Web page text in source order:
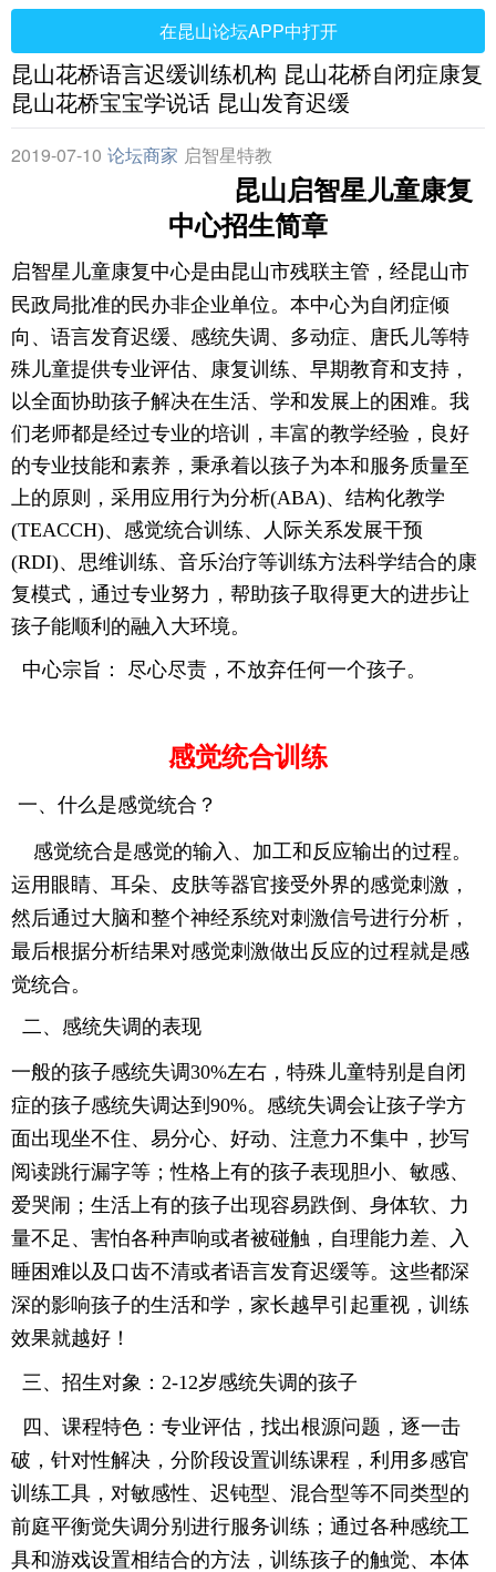
在昆山论坛APP中打开
昆山花桥语言迟缓训练机构 昆山花桥自闭症康复
昆山花桥宝宝学说话 昆山发育迟缓
2019-07-10 论坛商家 启智星特教
昆山启智星儿童康复
中心招生简章
启智星儿童康复中心是由昆山市残联主管，经昆山市
民政局批准的民办非企业单位。本中心为自闭症倾
向、语言发育迟缓、感统失调、多动症、唐氏儿等特
殊儿童提供专业评估、康复训练、早期教育和支持，
以全面协助孩子解决在生活、学和发展上的困难。我
们老师都是经过专业的培训，丰富的教学经验，良好
的专业技能和素养，秉承着以孩子为本和服务质量至
上的原则， 采用应用行为分析(ABA)、结构化教学
(TEACCH)、感觉统合训练、人际关系发展干预
(RDI)、思维训练、音乐治疗等训练方法科学结合的康
复模式 ，通过专业努力，帮助孩子取得更大的进步让
孩子能顺利的融入大环境。
中心宗旨： 尽心尽责，不放弃任何一个孩子。
感觉统合训练
一、什么是感觉统合？
感觉统合是感觉的输入、加工和反应输出的过程。
运用眼睛、耳朵、皮肤等器官接受外界的感觉刺激，
然后通过大脑和整个神经系统对刺激信号进行分析，
最后根据分析结果对感觉刺激做出反应的过程就是感
觉统合。
二、感统失调的表现
一般的孩子感统失调30%左右，特殊儿童特别是自闭
症的孩子感统失调达到 90%。感统失调会让孩子学方
面出现坐不住、易分心、好动、注意力不集中，抄写
阅读跳行漏字等；性格上有的孩子表现胆小、敏感、
爱哭闹；生活上有的孩子出现容易跌倒、身体软、力
量不足、害怕各种声响或者被碰触，自理能力差、入
睡困难以及口齿不清或者语言发育迟缓等。这些都深
深的影响孩子的生活和学，家长越早引起重视，训练
效果就越好！
三、招生对象： 2-12岁感统失调的孩子
四、课程特色：专业评估， 找出根源问题，逐一击
破，针对性解决 ， 分阶段设置训练课程 ， 利用多感官
训练工具，对敏感性、迟钝型、混合型等不同类型的
前庭平衡觉失调分别进行服务训练 ；通过各种感统工
具和游戏设置相结合的方法，训练孩子的触觉、本体